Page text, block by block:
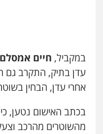
אייל בן
נוער
עו"ד
במקביל, חיים אמסלם
עדן בתיק, התקרב גם
אחרי עדן, הבחין
בכתב האישום נטען,
מהשוטרים מהרכב